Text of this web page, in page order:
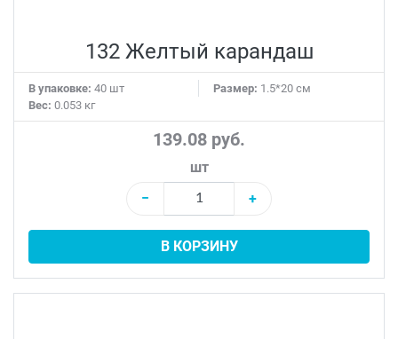
132 Желтый карандаш
В упаковке: 40 шт Размер: 1.5*20 см
Вес: 0.053 кг
139.08 руб.
шт
−
+
В КОРЗИНУ